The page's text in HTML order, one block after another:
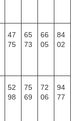
47
75
65
73
66
05
84
02
52
98
75
69
72
06
94
77